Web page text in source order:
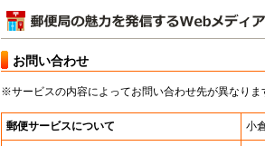
お問い合わせ
※サービスの内容によってお問い合わせ先が異なりま
郵便サービスについて 小